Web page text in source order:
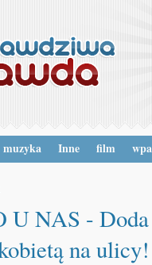
muzyka Inne film
NAS - Doda
na